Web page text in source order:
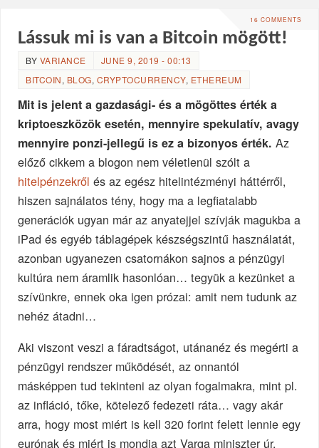
16 COMMENTS
Lássuk mi is van a Bitcoin mögött!
BY VARIANCE
JUNE 9, 2019 - 00:13
BITCOIN, BLOG, CRYPTOCURRENCY, ETHEREUM
Mit is jelent a gazdasági- és a mögöttes érték a
kriptoeszközök esetén, mennyire spekulatív, avagy
mennyire ponzi-jellegű is ez a bizonyos érték.Az
előző cikkem a blogon nem véletlenül szólt a
hitelpénzekről és az egész hitelintézményi háttérről,
hiszen sajnálatos tény, hogy ma a legfiatalabb
generációk ugyan már az anyatejjel szívják magukba a
iPad és egyéb táblagépek készségszintű használatát,
azonban ugyanezen csatornákon sajnos a pénzügyi
kultúra nem áramlik hasonlóan… tegyük a kezünket a
szívünkre, ennek oka igen prózai: amit nem tudunk az
nehéz átadni…
Aki viszont veszi a fáradtságot, utánanéz és megérti a
pénzügyi rendszer működését, az onnantól
másképpen tud tekinteni az olyan fogalmakra, mint pl.
az infláció, tőke, kötelező fedezeti ráta… vagy akár
arra, hogy most miért is kell 320 forint felett lennie egy
eurónak és miért is mondja azt Varga miniszter úr,